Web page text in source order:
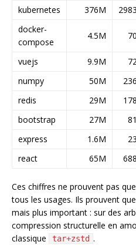
kubernetes
376M
docker-
compose
4.5M
vuejs 9.9M
numpy
50M
redis
29M
bootstrap
27M
express
1.6M
react
65M
Ces chiffres ne prouvent pas que
tous les usages. Ils prouvent
mais plus important : sur des
compression structurelle en
classique
tar+zstd .